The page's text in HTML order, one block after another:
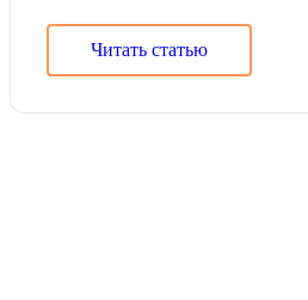
Читать статью